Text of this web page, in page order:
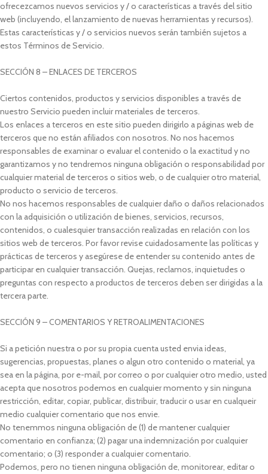
ofrecezcamos nuevos servicios y / o características a través del sitio
web (incluyendo, el lanzamiento de nuevas herramientas y recursos).
Estas características y / o servicios nuevos serán también sujetos a
estos Términos de Servicio.
SECCIÓN 8 – ENLACES DE TERCEROS
Ciertos contenidos, productos y servicios disponibles a través de
nuestro Servicio pueden incluir materiales de terceros.
Los enlaces a terceros en este sitio pueden dirigirlo a páginas web de
terceros que no están afiliados con nosotros. No nos hacemos
responsables de examinar o evaluar el contenido o la exactitud y no
garantizamos y no tendremos ninguna obligación o responsabilidad por
cualquier material de terceros o sitios web, o de cualquier otro material,
producto o servicio de terceros.
No nos hacemos responsables de cualquier daño o daños relacionados
con la adquisición o utilización de bienes, servicios, recursos,
contenidos, o cualesquier transacción realizadas en relación con los
sitios web de terceros. Por favor revise cuidadosamente las políticas y
prácticas de terceros y asegúrese de entender su contenido antes de
participar en cualquier transacción. Quejas, reclamos, inquietudes o
preguntas con respecto a productos de terceros deben ser dirigidas a la
tercera parte.
SECCIÓN 9 – COMENTARIOS Y RETROALIMENTACIONES
Si a petición nuestra o por su propia cuenta usted envia ideas,
sugerencias, propuestas, planes o algun otro contenido o material, ya
sea en la página, por e-mail, por correo o por cualquier otro medio, usted
acepta que nosotros podemos en cualquier momento y sin ninguna
restricción, editar, copiar, publicar, distribuir, traducir o usar en cualqueir
medio cualquier comentario que nos envie.
No tenemmos ninguna obligación de (1) de mantener cualquier
comentario en confianza; (2) pagar una indemnización por cualquier
comentario; o (3) responder a cualquier comentario.
Podemos, pero no tienen ninguna obligación de, monitorear, editar o